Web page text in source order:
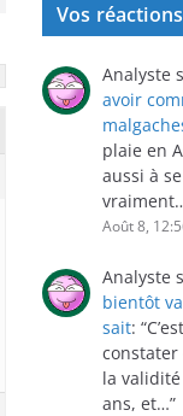
Vos réactions
Analyste
avoir
plaie en
aussi à
Août 8,
Analyste
bientôt
sait: “
constater
la
ans, et…”